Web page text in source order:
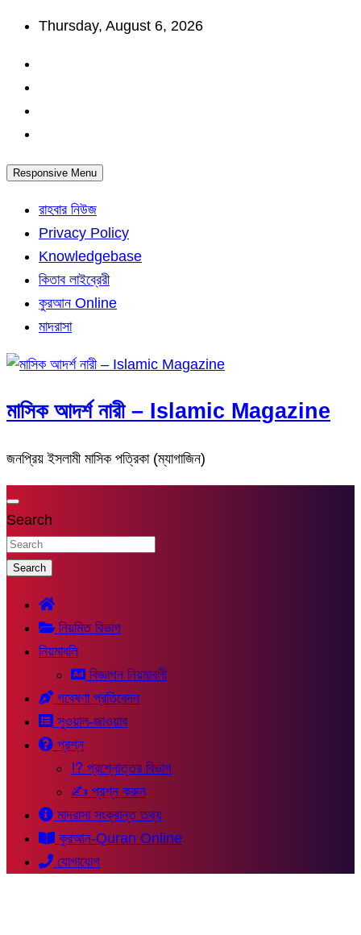
Skip
content
Thursday, August 6, 2026
Responsive Menu
রাহবার নিউজ
Privacy Policy
Knowledgebase
কিতাব লাইব্রেরী
কুরআন Online
মাদরাসা
মাসিক আদর্শ নারী – Islamic Magazine
জনপ্রিয় ইসলামী মাসিক পত্রিকা (ম্যাগাজিন)
Search
Search
নিয়মিত বিভাগ
নিয়মাবলি
বিজ্ঞাপন নিয়মাবলী
গবেষণা প্রতিবেদন
সুওয়াল-জাওয়াব
প্রশ্ন
⁉ প্রশ্নোত্তর বিভাগ
✍ প্রশ্ন করুন
মাদরাসা সংক্রান্ত তথ্য
কুরআন-Quran Online
যোগাযোগ